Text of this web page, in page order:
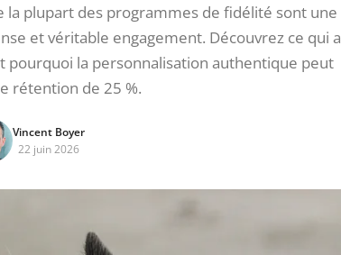
la plupart des programmes de fidélité sont une
et véritable engagement. Découvrez ce qui a
pourquoi la personnalisation authentique peut
rétention de 25 %.
Vincent Boyer
22 juin 2026